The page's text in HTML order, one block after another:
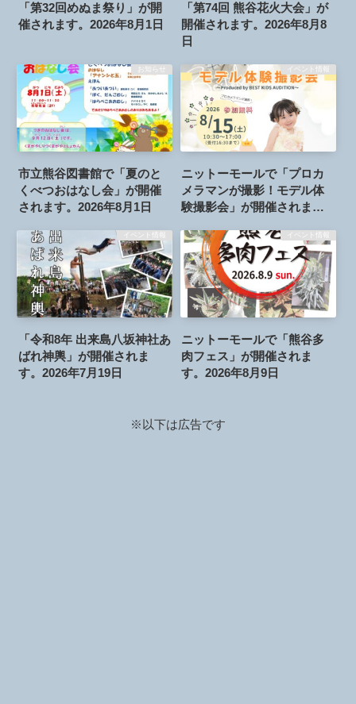
「第32回めぬま祭り」が開
催されます。2026年8月1日
「第74回 熊谷花火大会」が
開催されます。2026年8月8
日
お知らせ
市立熊谷図書館で「夏のと
くべつおはなし会」が開催
されます。2026年8月1日
イベント情報
ニットーモールで「プロカ
メラマンが撮影！モデル体
験撮影会」が開催されま
イベント情報
「令和8年 出来島八坂神社あ
ばれ神輿」が開催されま
す。2026年7月19日
イベント情報
ニットーモールで「熊谷多
肉フェス」が開催されま
す。2026年8月9日
※以下は広告です